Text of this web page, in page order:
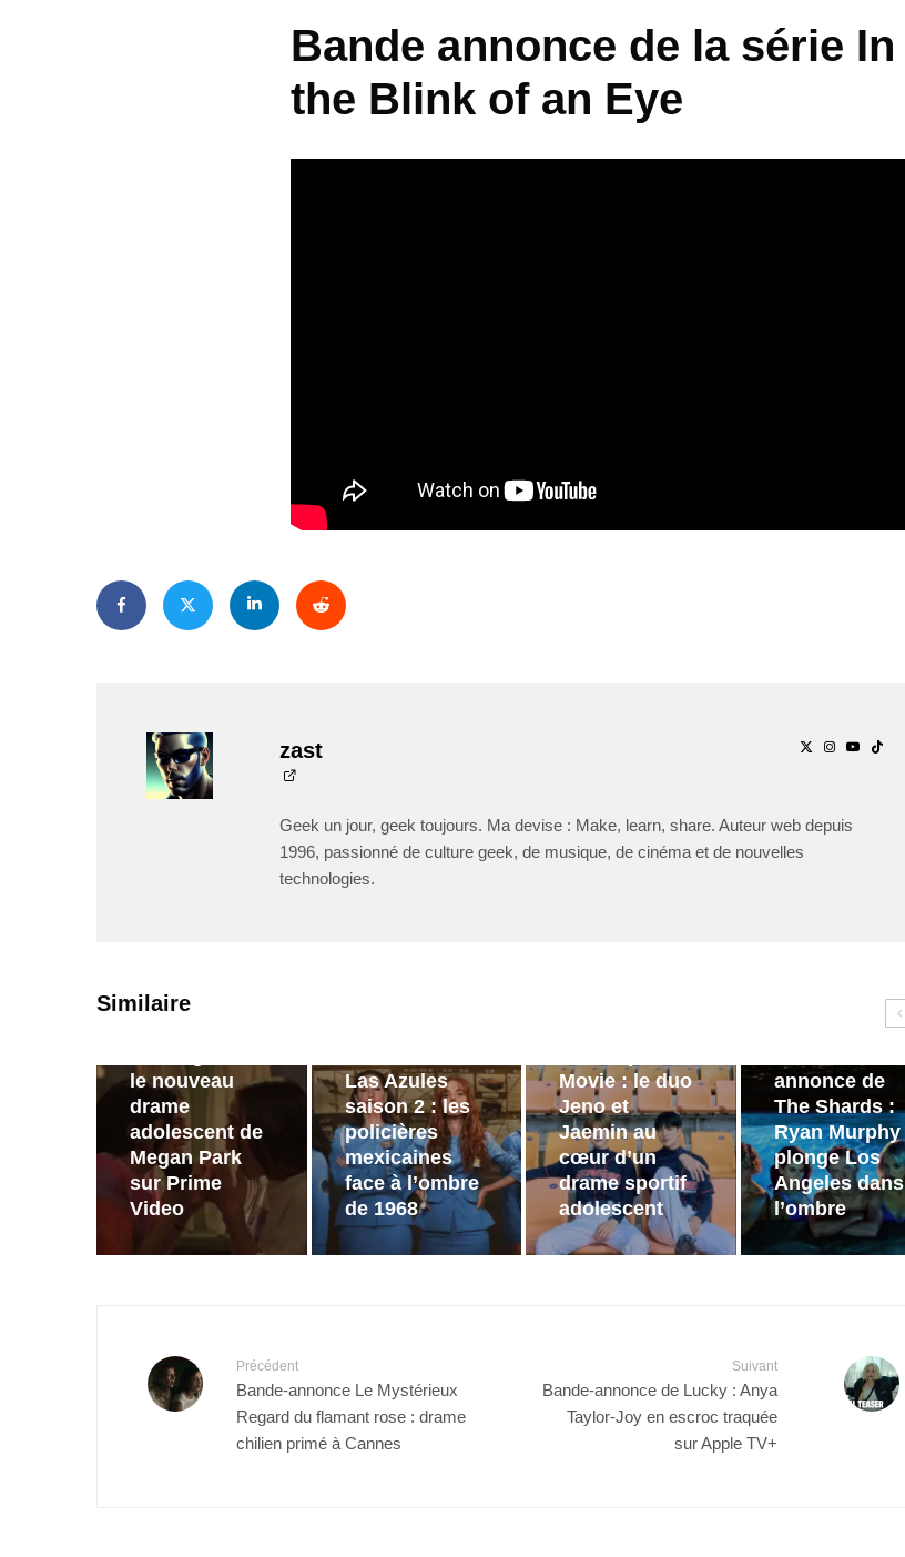
Bande annonce de la série In
the Blink of an Eye
zast
Geek un jour, geek toujours. Ma devise : Make, learn, share. Auteur web depuis
1996, passionné de culture geek, de musique, de cinéma et de nouvelles
technologies.
Similaire
Bande-
le nouveau
drame
adolescent de
Megan Park
sur Prime
Video
Las Azules
saison 2 : les
policières
mexicaines
face à l’ombre
de 1968
Movie : le duo
Jeno et
Jaemin au
cœur d’un
drame sportif
adolescent
annonce de
The Shards :
Ryan Murphy
plonge Los
Angeles dans
l’ombre
Précédent
Bande-annonce Le Mystérieux
Regard du flamant rose : drame
chilien primé à Cannes
Suivant
Bande-annonce de Lucky : Anya
Taylor-Joy en escroc traquée
sur Apple TV+